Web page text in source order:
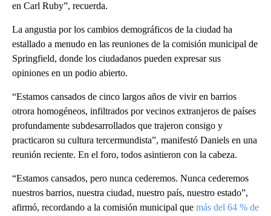
en Carl Ruby”, recuerda.
La angustia por los cambios demográficos de la ciudad ha
estallado a menudo en las reuniones de la comisión municipal de
Springfield, donde los ciudadanos pueden expresar sus
opiniones en un podio abierto.
“Estamos cansados ​​de cinco largos años de vivir en barrios
otrora homogéneos, infiltrados por vecinos extranjeros de países
profundamente subdesarrollados que trajeron consigo y
practicaron su cultura tercermundista”, manifestó Daniels en una
reunión reciente. En el foro, todos asintieron con la cabeza.
“Estamos cansados, pero nunca cederemos. Nunca cederemos
nuestros barrios, nuestra ciudad, nuestro país, nuestro estado”,
afirmó, recordando a la comisión municipal que más del 64 % de